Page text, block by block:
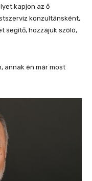
kapjon az ő
konzultánsként,
segítő, hozzájuk szóló,
annak én már most